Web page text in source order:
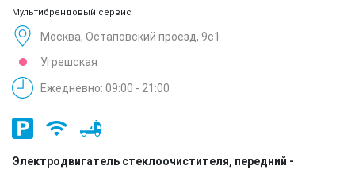
Мультибрендовый сервис
Москва, Остаповский проезд, 9с1
Угрешская
Ежедневно: 09:00 - 21:00
Электродвигатель стеклоочистителя, передний -